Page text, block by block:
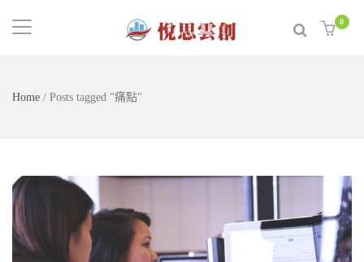
0
Home / Posts tagged "痛點"